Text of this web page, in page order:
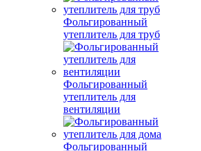
Фольгированный
утеплитель для труб
Фольгированный
утеплитель для
вентиляции
Фольгированный